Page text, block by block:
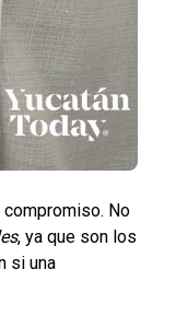
No
, ya que son los
si una